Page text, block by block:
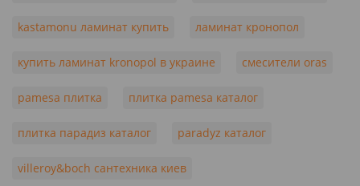
kastamonu ламинат купить ламинат кронопол
купить ламинат kronopol в украине смесители oras
pamesa плитка плитка pamesa каталог
плитка парадиз каталог paradyz каталог
villeroy&boch сантехника киев